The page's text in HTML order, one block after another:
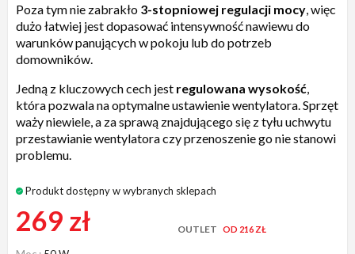
Poza tym nie zabrakło 3-stopniowej regulacji mocy , więc
dużo łatwiej jest dopasować intensywność nawiewu do
warunków panujących w pokoju lub do potrzeb
domowników.
Jedną z kluczowych cech jest regulowana wysokość
która pozwala na optymalne ustawienie wentylatora. Sprzęt
waży niewiele, a za sprawą znajdującego się z tyłu uchwytu
przestawianie wentylatora czy przenoszenie go nie stanowi
problemu.
Produkt dostępny w wybranych sklepach
269 zł OUTLET OD 216 ZŁ